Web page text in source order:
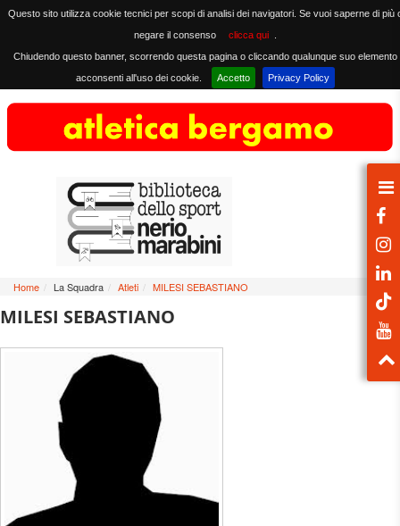
Questo sito utilizza cookie tecnici per scopi di analisi dei navigatori. Se vuoi saperne di più
negare il consenso
clicca qui
Chiudendo questo banner, scorrendo questa pagina o cliccando qualunque suo elemento
acconsenti all'uso dei cookie.
Accetto Privacy Policy
Home / La Squadra / Atleti / MILESI SEBASTIANO
MILESI SEBASTIANO